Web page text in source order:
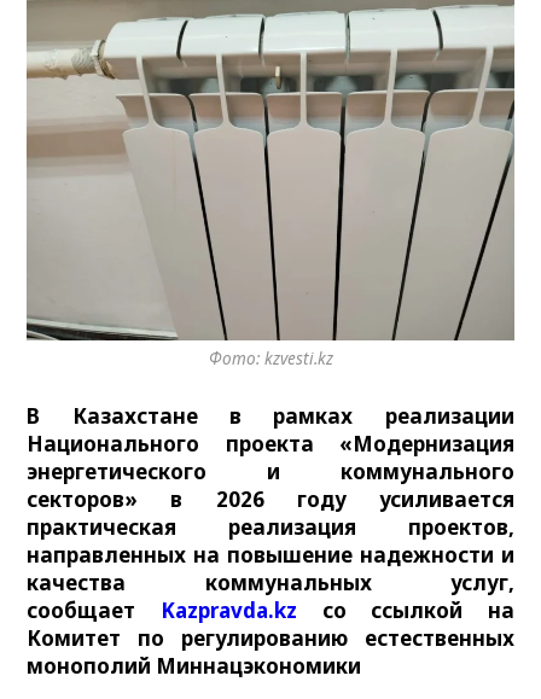
Фото: kzvesti.kz
В Казахстане в рамках реализации
Национального проекта «Модернизация
энергетического и коммунального
секторов» в 2026 году усиливается
практическая реализация проектов,
направленных на повышение надежности и
качества коммунальных услуг,
сообщает Kazpravda.kz со ссылкой на
Комитет по регулированию естественных
монополий Миннацэкономики